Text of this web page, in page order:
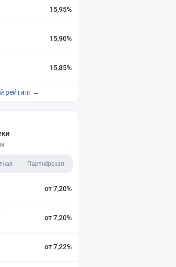
15,95%
15,90%
15,85%
рейтинг →
Партнёрская
от 7,20%
от 7,20%
от 7,22%